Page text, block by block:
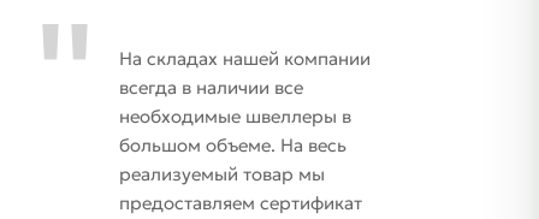
На складах нашей компании
всегда в наличии все
необходимые швеллеры в
большом объеме. На весь
реализуемый товар мы
предоставляем сертификат